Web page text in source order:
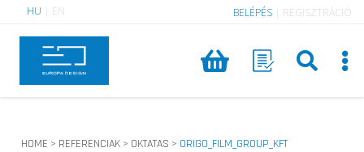
HU EN BELÉPÉS REGISZTRÁCIÓ
HOME > REFERENCIAK > OKTATAS > ORIGO_FILM_GROUP_KFT